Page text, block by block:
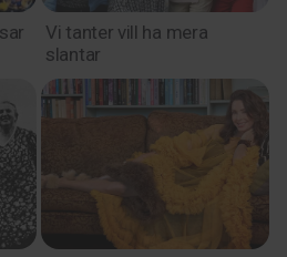
Vi tanter vill ha mera
slantar